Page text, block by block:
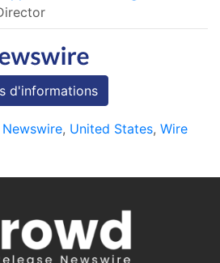
d'informations
, United States, Wire